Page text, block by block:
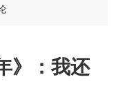
》：我还